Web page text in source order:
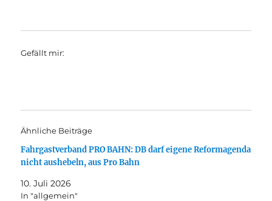
Gefällt mir:
Ähnliche Beiträge
Fahrgastverband PRO BAHN: DB darf eigene Reformagenda
nicht aushebeln, aus Pro Bahn
10. Juli 2026
In "allgemein"